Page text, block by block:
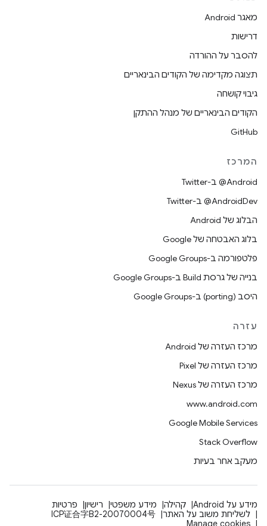
מאגר Android
דרישות
להסבר על ההורדה
תצוגה מקדימה של הקודים הבינאריים
גיבוי קושחה
הקודים הבינאריים של מנהל ההתקן
GitHub
המרכז
‎@Android ב-Twitter
‎@AndroidDev ב-Twitter
הבלוג של Android
בלוג האבטחה של Google
פלטפורמה ב-Google Groups
בנייה של גרסת Build ב-Google Groups
היסב (porting) ב-Google Groups
עזרה
מרכז העזרה של Android
מרכז העזרה של Pixel
מרכז העזרה של Nexus
www.android.com
Google Mobile Services
Stack Overflow
מעקב אחר בעיות
מידע על Android קהילה מידע משפטי רישיון
פרטיות
לשליחת משוב על האתר
ICP证合字B2-20070004号
Manage cookies